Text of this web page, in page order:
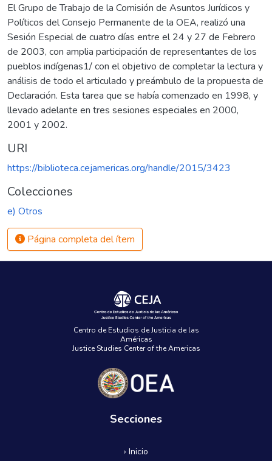
El Grupo de Trabajo de la Comisión de Asuntos Jurídicos y
Políticos del Consejo Permanente de la OEA, realizó una
Sesión Especial de cuatro días entre el 24 y 27 de Febrero
de 2003, con amplia participación de representantes de los
pueblos indígenas1/ con el objetivo de completar la lectura y
análisis de todo el articulado y preámbulo de la propuesta de
Declaración. Esta tarea que se había comenzado en 1998, y
llevado adelante en tres sesiones especiales en 2000,
2001 y 2002.
URI
https://biblioteca.cejamericas.org/handle/2015/3423
Colecciones
e) Otros
Página completa del ítem
Centro de Estudios de Justicia de las
Américas
Justice Studies Center of the Americas
Secciones
› Inicio